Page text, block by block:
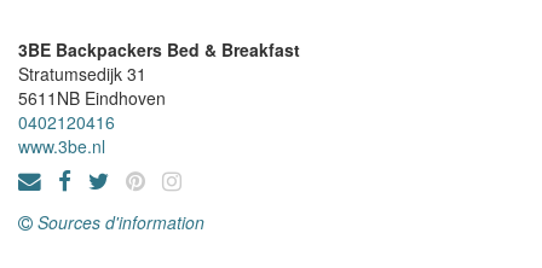
3BE Backpackers Bed & Breakfast
Stratumsedijk 31
5611NB Eindhoven
0402120416
www.3be.nl
Sources d'information